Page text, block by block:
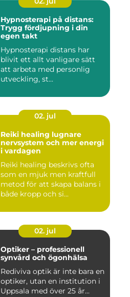
Hypnosterapi på distans:
Trygg fördjupning i din
egen takt
Hypnosterapi distans har
blivit ett allt vanligare sätt
att arbeta med personlig
utveckling, st...
02. jul
Reiki healing lugnare
nervsystem och mer energi
i vardagen
Reiki healing beskrivs ofta
som en mjuk men kraftfull
metod för att skapa balans i
både kropp och si...
02. jul
Optiker – professionell
synvård och ögonhälsa
Rediviva optik är inte bara en
optiker, utan en institution i
Uppsala med över 25 år...